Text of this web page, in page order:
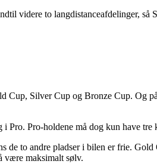
videre to langdistanceafdelinger, så
Silver Cup og Bronze Cup. Og
Pro-holdene må dog kun have tre
to andre pladser i bilen er frie.
være maksimalt sølv.